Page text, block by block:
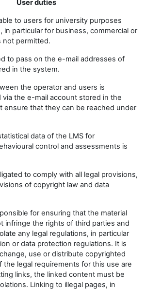
User duties
to users for university purposes
in particular for business, commercial or
not permitted.
to pass on the e-mail addresses of
in the system.
the operator and users is
via the e-mail account stored in the
ensure that they can be reached under
data of the LMS for
control and assessments is
to comply with all legal provisions,
of copyright law and data
for ensuring that the material
infringe the rights of third parties and
any legal regulations, in particular
or data protection regulations. It is
use or distribute copyrighted
the legal requirements for this use are
links, the linked content must be
Linking to illegal pages, in